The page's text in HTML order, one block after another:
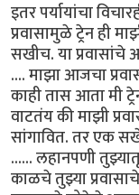
इतर पर्यायांचा
प्रवासामुळे ट्रेन ही
सखीच. या
.... माझा आजचा
काही तास आता मी
वाटतंय की माझी
सांगावित. तर एक
...... लहानपणी
काळचे तुझ्या